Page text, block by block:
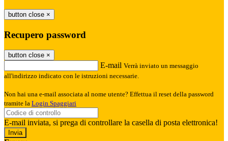
button close ×
Recupero password
button close ×
E-mail Verrà inviato un messaggio
all'indirizzo indicato con le istruzioni necessarie.
Non hai una e-mail associata al nome utente? Effettua il reset della password
tramite la Login Spaggiari
E-mail inviata, si prega di controllare la casella di posta elettronica!